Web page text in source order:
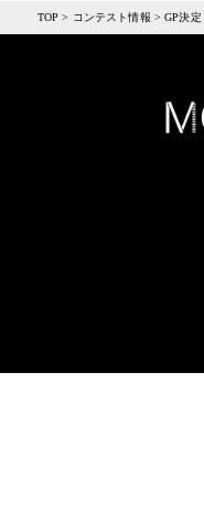
TOP > コンテスト情報 >GP決定